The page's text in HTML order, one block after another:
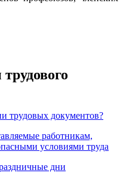
трудовых документов?
работникам,
условиями труда
дни